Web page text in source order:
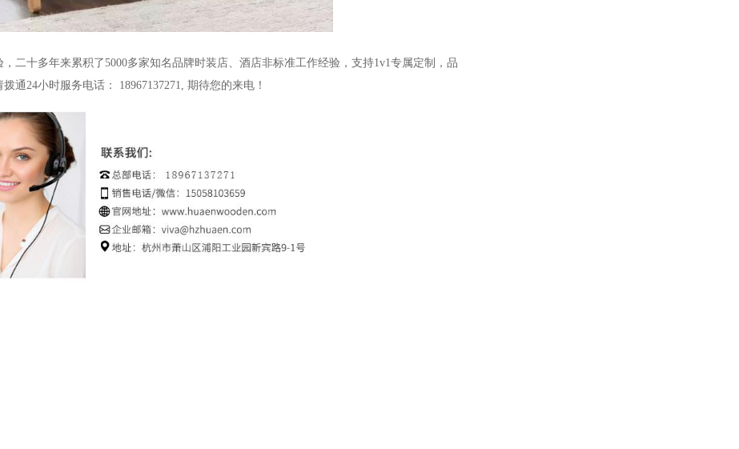
，二十多年来累积了5000多家知名品牌时装店、酒店非标准工作经验，支持1v1专属定制，品
拨通24小时服务电话： 18967137271, 期待您的来电！